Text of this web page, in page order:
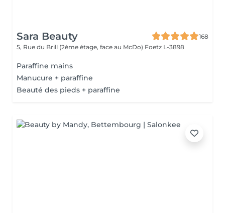
Sara Beauty
168
5, Rue du Brill (2ème étage, face au McDo) Foetz L-3898
Paraffine mains
Manucure + paraffine
Beauté des pieds + paraffine